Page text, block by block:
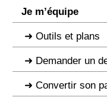
Je m’équipe
Outils et plans
Demander un
Convertir son